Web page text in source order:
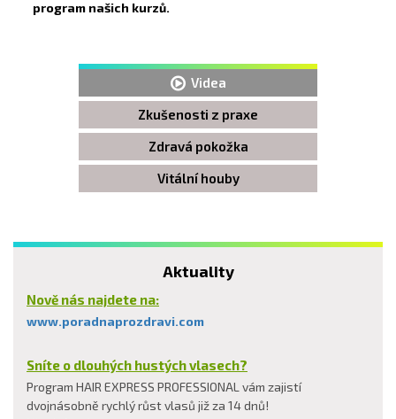
program našich kurzů.
Videa
Zkušenosti z praxe
Zdravá pokožka
Vitální houby
Aktuality
Nově nás najdete na:
www.poradnaprozdravi.com
Sníte o dlouhých hustých vlasech?
Program HAIR EXPRESS PROFESSIONAL vám zajistí
dvojnásobně rychlý růst vlasů již za 14 dnů!